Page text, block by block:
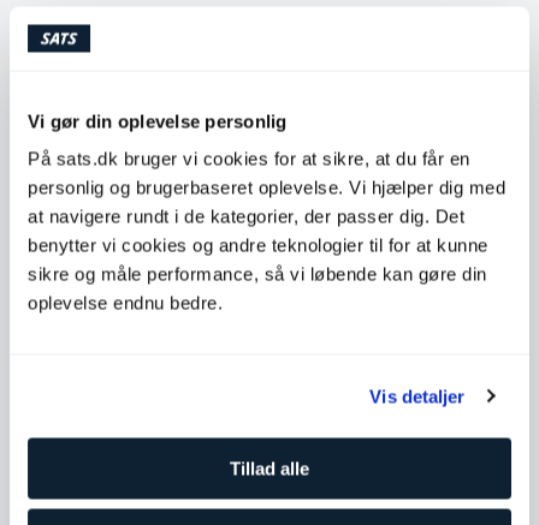
Vi gør din oplevelse personlig
På sats.dk bruger vi cookies for at sikre, at du får en
personlig og brugerbaseret oplevelse. Vi hjælper dig med
at navigere rundt i de kategorier, der passer dig. Det
benytter vi cookies og andre teknologier til for at kunne
sikre og måle performance, så vi løbende kan gøre din
oplevelse endnu bedre.
Vis detaljer
Tillad alle
Intensitet
Koreografi